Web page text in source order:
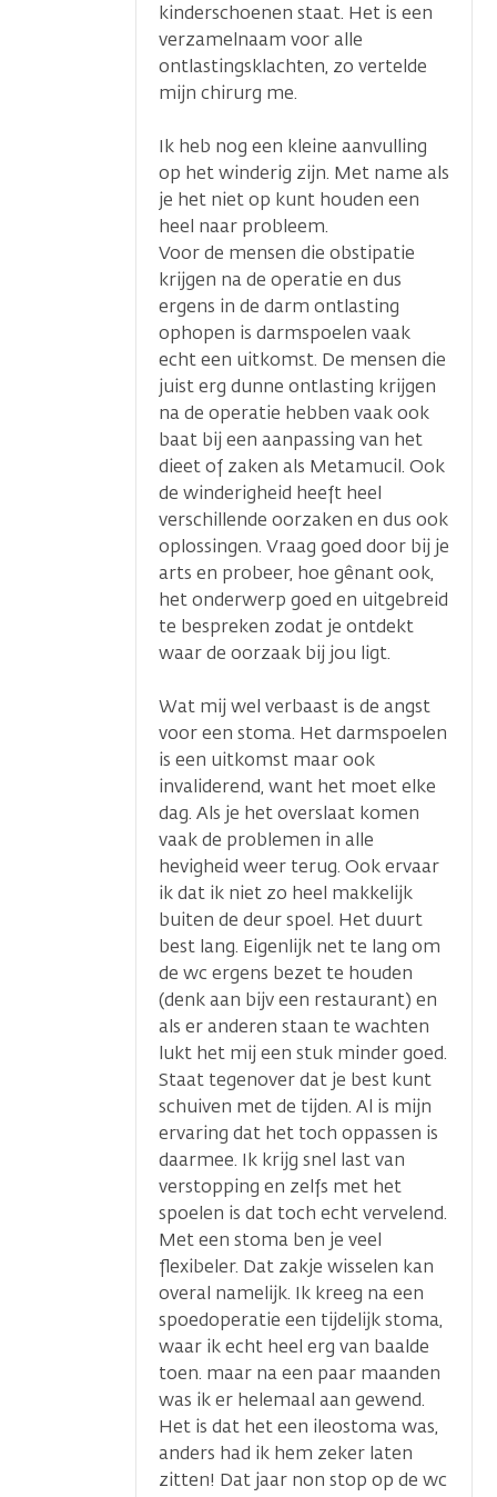
kinderschoenen staat. Het is een
verzamelnaam voor alle
ontlastingsklachten, zo vertelde
mijn chirurg me.
Ik heb nog een kleine aanvulling
op het winderig zijn. Met name als
je het niet op kunt houden een
heel naar probleem.
Voor de mensen die obstipatie
krijgen na de operatie en dus
ergens in de darm ontlasting
ophopen is darmspoelen vaak
echt een uitkomst. De mensen die
juist erg dunne ontlasting krijgen
na de operatie hebben vaak ook
baat bij een aanpassing van het
dieet of zaken als Metamucil. Ook
de winderigheid heeft heel
verschillende oorzaken en dus ook
oplossingen. Vraag goed door bij je
arts en probeer, hoe gênant ook,
het onderwerp goed en uitgebreid
te bespreken zodat je ontdekt
waar de oorzaak bij jou ligt.
Wat mij wel verbaast is de angst
voor een stoma. Het darmspoelen
is een uitkomst maar ook
invaliderend, want het moet elke
dag. Als je het overslaat komen
vaak de problemen in alle
hevigheid weer terug. Ook ervaar
ik dat ik niet zo heel makkelijk
buiten de deur spoel. Het duurt
best lang. Eigenlijk net te lang om
de wc ergens bezet te houden
(denk aan bijv een restaurant) en
als er anderen staan te wachten
lukt het mij een stuk minder goed.
Staat tegenover dat je best kunt
schuiven met de tijden. Al is mijn
ervaring dat het toch oppassen is
daarmee. Ik krijg snel last van
verstopping en zelfs met het
spoelen is dat toch echt vervelend.
Met een stoma ben je veel
flexibeler. Dat zakje wisselen kan
overal namelijk. Ik kreeg na een
spoedoperatie een tijdelijk stoma,
waar ik echt heel erg van baalde
toen. maar na een paar maanden
was ik er helemaal aan gewend.
Het is dat het een ileostoma was,
anders had ik hem zeker laten
zitten! Dat jaar non stop op de wc